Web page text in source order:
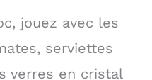
jouez avec les
serviettes
verres en cristal